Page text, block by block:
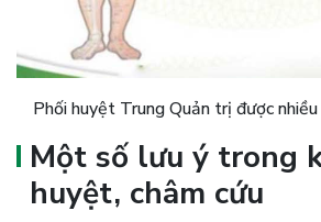
Phối huyệt Trung Quản trị được
Một số lưu ý trong
huyệt, châm cứu